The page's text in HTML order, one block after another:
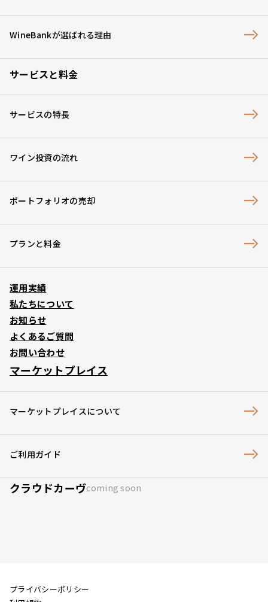
WineBankが選ばれる理由
サービスと料金
サービスの特長
ワイン投資の流れ
ポートフォリオの売却
プランと料金
運用実績
私たちについて
お知らせ
よくあるご質問
お問い合わせ
マーケットプレイス
マーケットプレイスについて
ご利用ガイド
クラウドカーヴcoming soon
プライバシーポリシー